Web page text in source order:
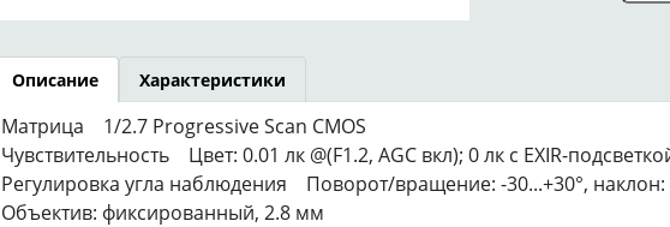
Описание Характеристики
Матрица 1/2.7 Progressive Scan CMOS
Чувствительность Цвет: 0.01 лк @(F1.2, AGC вкл); 0 лк с EXIR-
Регулировка угла наблюдения Поворот/вращение: -30...+30°, наклон:
Объектив: фиксированный, 2.8 мм